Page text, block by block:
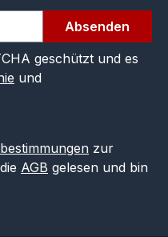
Absenden
geschützt und es
und
zur
AGB gelesen und bin